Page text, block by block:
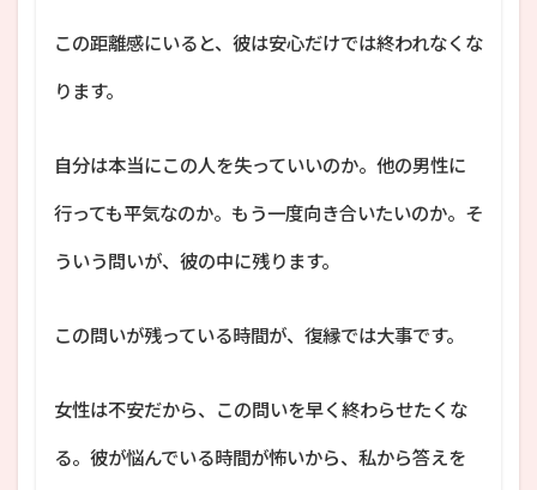
この距離感にいると、彼は安心だけでは終われなくな
ります。
自分は本当にこの人を失っていいのか。他の男性に
行っても平気なのか。もう一度向き合いたいのか。そ
ういう問いが、彼の中に残ります。
この問いが残っている時間が、復縁では大事です。
女性は不安だから、この問いを早く終わらせたくな
る。彼が悩んでいる時間が怖いから、私から答えを